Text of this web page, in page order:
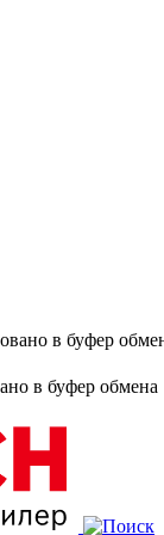
в буфер
в буфер обмена